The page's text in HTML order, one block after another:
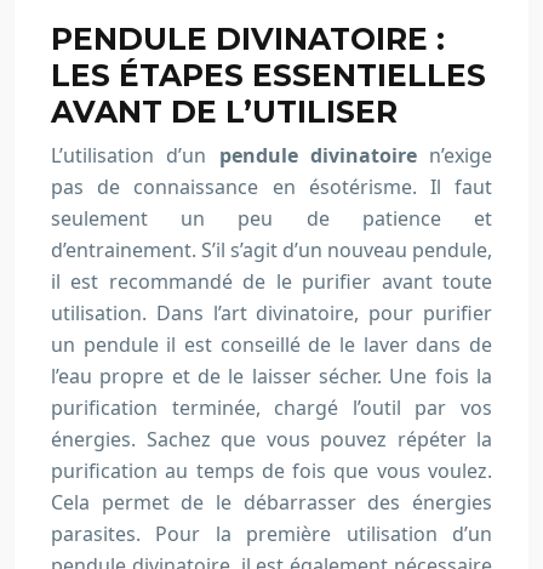
PENDULE DIVINATOIRE :
LES ÉTAPES ESSENTIELLES
AVANT DE L’UTILISER
L’utilisation d’un pendule divinatoiren’exige
pas de connaissance en ésotérisme. Il faut
seulement un peu de patience et
d’entrainement. S’il s’agit d’un nouveau pendule,
il est recommandé de le purifier avant toute
utilisation. Dans l’art divinatoire, pour purifier
un pendule il est conseillé de le laver dans de
l’eau propre et de le laisser sécher. Une fois la
purification terminée, chargé l’outil par vos
énergies. Sachez que vous pouvez répéter la
purification au temps de fois que vous voulez.
Cela permet de le débarrasser des énergies
parasites. Pour la première utilisation d’un